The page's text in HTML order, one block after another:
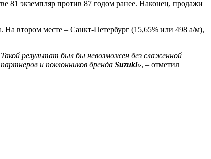
81 экземпляр против 87 годом ранее. Наконец, продажи
На втором месте – Санкт-Петербург (15,65% или 498 а/м),
результат был бы невозможен без слаженной
и поклонников бренда Suzuki», – отметил